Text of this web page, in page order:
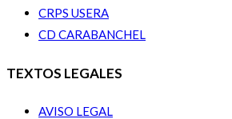
CRPS USERA
CD CARABANCHEL
TEXTOS LEGALES
AVISO LEGAL